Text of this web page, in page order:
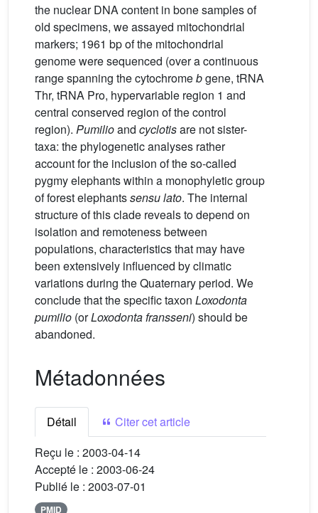
the nuclear DNA content in bone samples of
old specimens, we assayed mitochondrial
markers; 1961 bp of the mitochondrial
genome were sequenced (over a continuous
range spanning the cytochromebgene, tRNA
Thr, tRNA Pro, hypervariable region 1 and
central conserved region of the control
region). Pumilioand cyclotisare not sister-
taxa: the phylogenetic analyses rather
account for the inclusion of the so-called
pygmy elephants within a monophyletic group
of forest elephantssensu lato. The internal
structure of this clade reveals to depend on
isolation and remoteness between
populations, characteristics that may have
been extensively influenced by climatic
variations during the Quaternary period. We
conclude that the specific taxon Loxodonta
pumilio (orLoxodonta fransseni) should be
abandoned.
Métadonnées
Détail
Citer cet article
Reçu le : 2003-04-14
Accepté le : 2003-06-24
Publié le : 2003-07-01
PMID